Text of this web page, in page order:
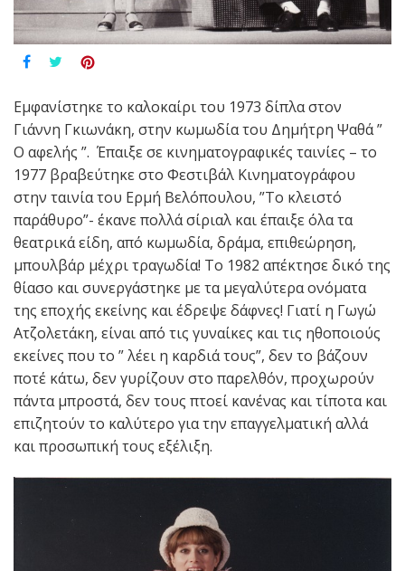
Εμφανίστηκε το καλοκαίρι του 1973 δίπλα στον
Γιάννη Γκιωνάκη, στην κωμωδία του Δημήτρη Ψαθά ”
Ο αφελής ”. Έπαιξε σε κινηματογραφικές ταινίες – το
1977 βραβεύτηκε στο Φεστιβάλ Κινηματογράφου
στην ταινία του Ερμή Βελόπουλου, ”Το κλειστό
παράθυρο”- έκανε πολλά σίριαλ και έπαιξε όλα τα
θεατρικά είδη, από κωμωδία, δράμα, επιθεώρηση,
μπουλβάρ μέχρι τραγωδία! Το 1982 απέκτησε δικό της
θίασο και συνεργάστηκε με τα μεγαλύτερα ονόματα
της εποχής εκείνης και έδρεψε δάφνες! Γιατί η Γωγώ
Ατζολετάκη, είναι από τις γυναίκες και τις ηθοποιούς
εκείνες που το ” λέει η καρδιά τους”, δεν το βάζουν
ποτέ κάτω, δεν γυρίζουν στο παρελθόν, προχωρούν
πάντα μπροστά, δεν τους πτοεί κανένας και τίποτα και
επιζητούν το καλύτερο για την επαγγελματική αλλά
και προσωπική τους εξέλιξη.